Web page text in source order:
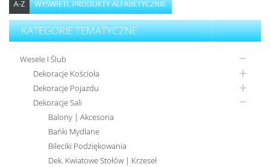
KATEGORIE TEMATYCZNE
Wesele I Ślub
Dekoracje Kościoła
Dekoracje Pojazdu
Dekoracje Sali
Balony | Akcesoria
Bańki Mydlane
Bileciki Podziękowania
Dek. Kwiatowe Stołów | Krzeseł